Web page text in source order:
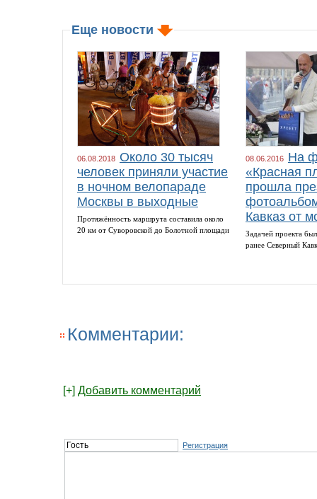
Еще новости
06.08.2018 Около 30 тысяч
человек приняли участие
в ночном велопараде
Москвы в выходные
Протяжённость маршрута составила около
20 км от Суворовской до Болотной площади
08.06.2016 На
«Красная
прошла
Кавказ от
Задачей проекта
ранее Северный
Комментарии:
[+] Добавить комментарий
Регистрация